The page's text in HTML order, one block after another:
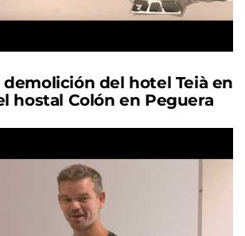
demolición del hotel Teià en
hostal Colón en Peguera